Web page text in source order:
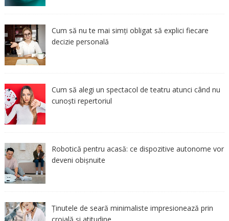
Cum să nu te mai simți obligat să explici fiecare
decizie personală
Cum să alegi un spectacol de teatru atunci când nu
cunoști repertoriul
Robotică pentru acasă: ce dispozitive autonome vor
deveni obișnuite
Ținutele de seară minimaliste impresionează prin